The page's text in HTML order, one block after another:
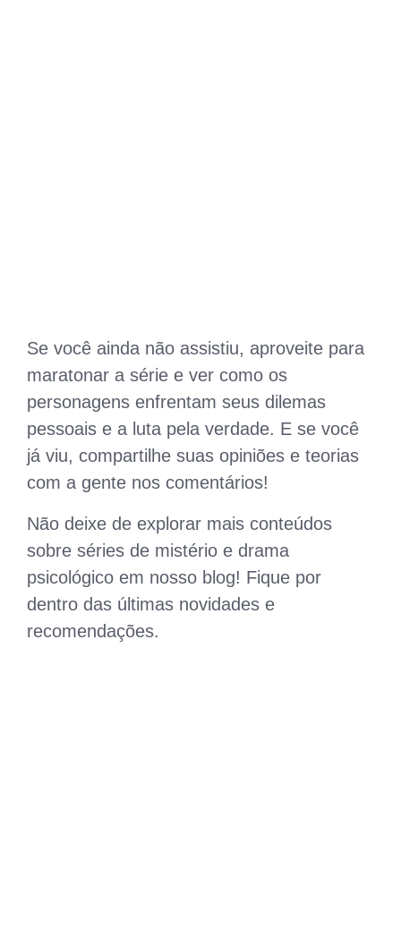
Se você ainda não assistiu, aproveite para
maratonar a série e ver como os
personagens enfrentam seus dilemas
pessoais e a luta pela verdade. E se você
já viu, compartilhe suas opiniões e teorias
com a gente nos comentários!
Não deixe de explorar mais conteúdos
sobre séries de mistério e drama
psicológico em nosso blog! Fique por
dentro das últimas novidades e
recomendações.